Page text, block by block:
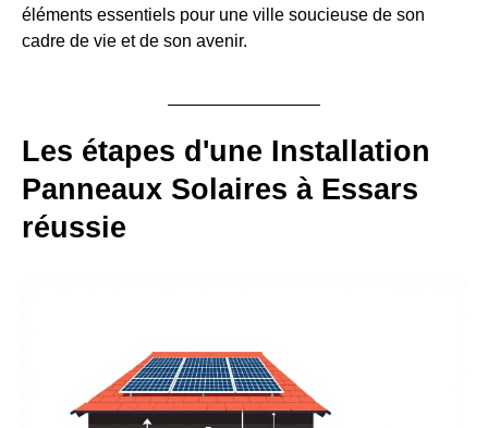
éléments essentiels pour une ville soucieuse de son
cadre de vie et de son avenir.
Les étapes d'une Installation
Panneaux Solaires à Essars
réussie